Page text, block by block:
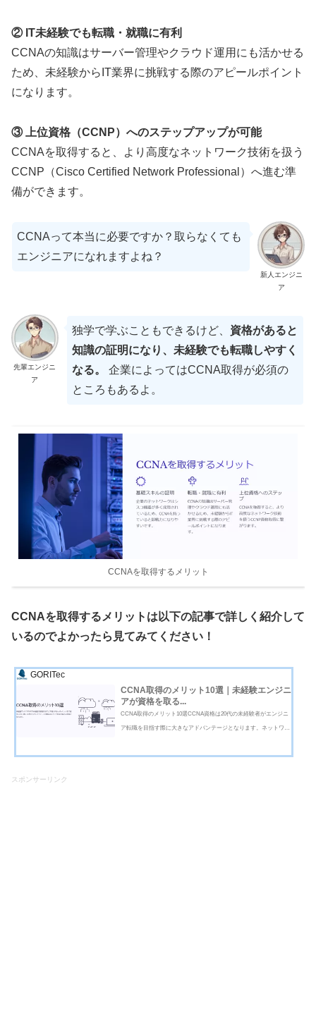
② IT未経験でも転職・就職に有利
CCNAの知識はサーバー管理やクラウド運用にも活かせる
ため、未経験からIT業界に挑戦する際のアピールポイント
になります。
③ 上位資格（CCNP）へのステップアップが可能
CCNAを取得すると、より高度なネットワーク技術を扱う
CCNP（Cisco Certified Network Professional）へ進む準
備ができます。
新人エンジニ
ア
CCNAって本当に必要ですか？取らなくても
エンジニアになれますよね？
先輩エンジニ
ア
独学で学ぶこともできるけど、 資格があると
知識の証明になり、未経験でも転職しやすく
なる。
企業によってはCCNA取得が必須の
ところもあるよ。
CCNAを取得するメリット
CCNAを取得するメリットは以下の記事で詳しく紹介して
いるのでよかったら見てみてください！
GORITec
CCNA取得のメリット10選｜未経験エンジニ
アが資格を取る...
CCNA取得のメリット10選CCNA資格は20代の未経験者がエンジニ
ア転職を目指す際に大きなアドバンテージとなります。ネットワー
を強くアピールできます。特に20代は伸びしろが大きい世代であ
スポンサーリンク